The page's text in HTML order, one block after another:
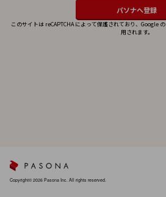
このサイトは reCAPTCHA によって保護されており、Google の
用されます。
Copyright© 2026 Pasona Inc. All rights reserved.